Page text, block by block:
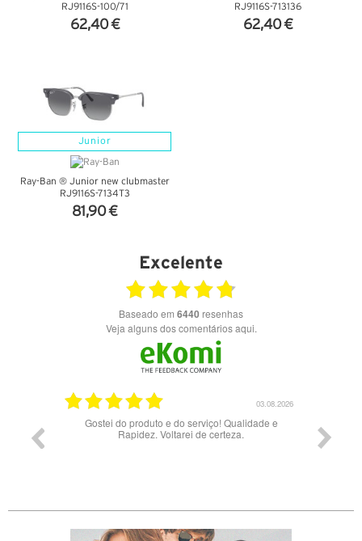
RJ9116S-100/71
62,40 €
RJ9116S-713136
62,40 €
Junior
Ray-Ban ® Junior new clubmaster
RJ9116S-7134T3
81,90 €
Excelente
Baseado em 6440 resenhas
Veja alguns dos comentários aqui.
03.08.2026
serviço! Qualidade e
de certeza.
Bons óculos.